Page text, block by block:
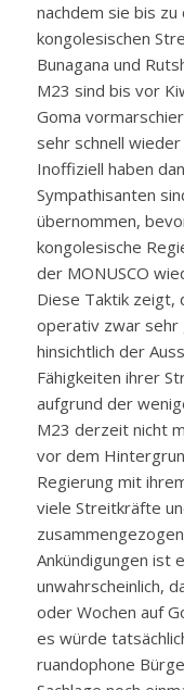
nachdem sie bis
kongolesischen
Bunagana und
M23 sind bis vor
Goma
sehr schnell
Inoffiziell haben
Sympathisanten
übernommen,
kongolesische
der MONUSCO
Diese Taktik zeigt,
operativ zwar
hinsichtlich der
Fähigkeiten ihrer
aufgrund der
M23 derzeit nicht
vor dem
Regierung mit
viele Streitkräfte
Ankündigungen ist
unwahrscheinlich,
oder Wochen auf
es würde
ruandophone